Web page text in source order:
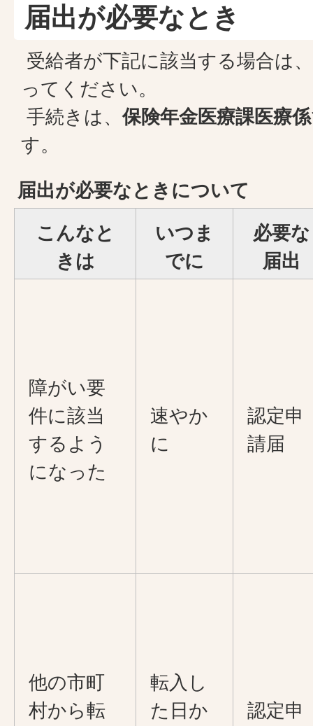
届出が必要なとき
受給者が下記に該当する場合は
ってください。
手続きは、保険年金医療課医療係
す。
届出が必要なときについて
こんなと
きは
いつま
でに
必要な
届出
障がい要
件に該当
するよう
になった
速やか
に
認定申
請届
他の市町
村から転
転入し
た日か
認定申